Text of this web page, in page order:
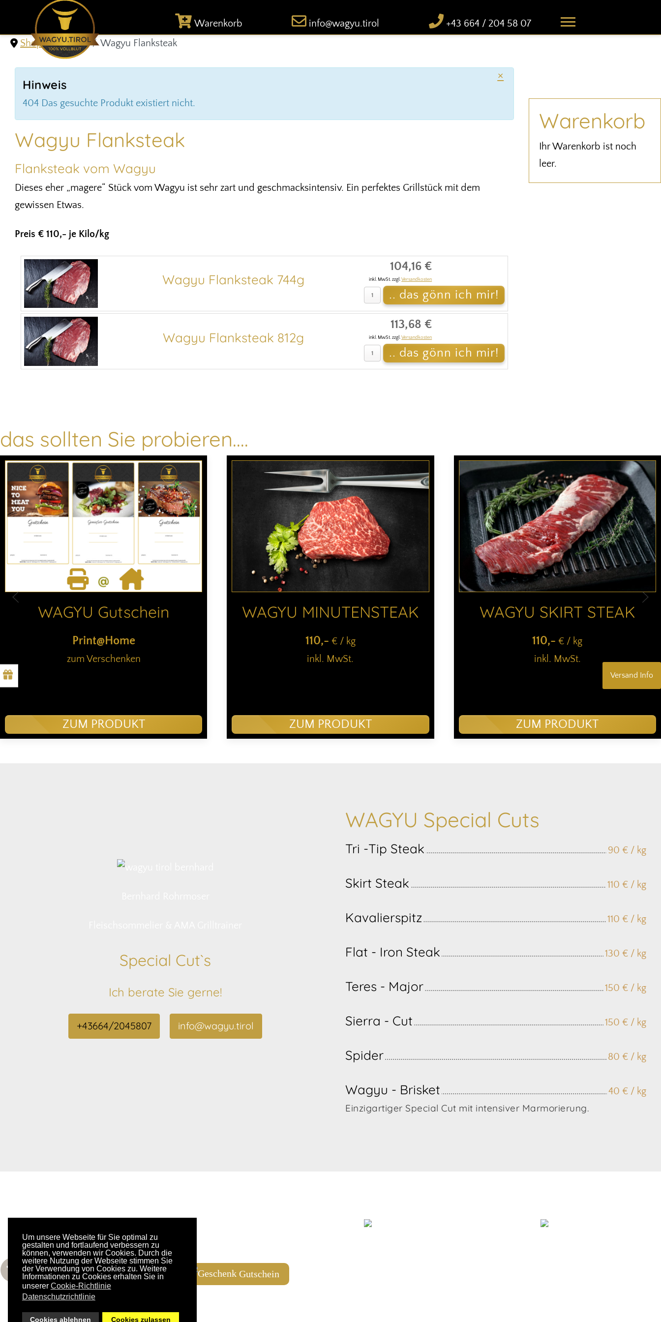
Um unsere Webseite für Sie optimal zu
gestalten und fortlaufend verbessern zu
können, verwenden wir Cookies. Durch die
weitere Nutzung der Webseite stimmen Sie
der Verwendung von Cookies zu. Weitere
Informationen zu Cookies erhalten Sie in
unserer Cookie-Richtlinie
Datenschutzrichtlinie
Cookies ablehnen Cookies zulassen
Warenkorb info@wagyu.tirol
+43 664 / 204 58 07
Shop & Versand
Wagyu Flanksteak
Warenkorb
Ihr Warenkorb ist noch
leer.
×
Hinweis
404 Das gesuchte Produkt existiert nicht.
Wagyu Flanksteak
Flanksteak vom Wagyu
Dieses eher „magere“ Stück vom Wagyu ist sehr zart und geschmacksintensiv. Ein perfektes Grillstück mit dem
gewissen Etwas.
Preis € 110,- je Kilo/kg
Wagyu Flanksteak 744g
104,16 €
inkl. MwSt. zzgl.Versandkosten
Wagyu Flanksteak 812g
113,68 €
inkl. MwSt. zzgl.Versandkosten
das sollten Sie probieren....
WAGYU Gutschein
Print@Home
zum Verschenken
ZUM PRODUKT
WAGYU MINUTENSTEAK
110,- € / kg
inkl. MwSt.
ZUM PRODUKT
WAGYU SKIRT STEAK
110,- € / kg
inkl. MwSt.
ZUM PRODUKT
Special Cut`s
Ich berate Sie gerne!
+43664/2045807 info@wagyu.tirol
WAGYU Special Cuts
Tri -Tip Steak 90 € / kg
Skirt Steak 110 € / kg
Kavalierspitz 110 € / kg
Flat - Iron Steak 130 € / kg
Teres - Major 150 € / kg
Sierra - Cut 150 € / kg
Spider 80 € / kg
Wagyu - Brisket 40 € / kg
Einzigartiger Special Cut mit intensiver Marmorierung.
Gruben 431
6283 Hippach
Tirol
Gutschein
Versand Info